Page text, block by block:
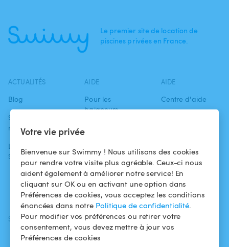
Votre vie privée
Bienvenue sur Swimmy ! Nous utilisons des cookies
pour rendre votre visite plus agréable. Ceux-ci nous
aident également à améliorer notre service! En
cliquant sur OK ou en activant une option dans
Préférences de cookies, vous acceptez les conditions
énoncées dans notre Politique de confidentialité.
Pour modifier vos préférences ou retirer votre
consentement, vous devez mettre à jour vos
Préférences de cookies
Le premier site de location de
piscines privées en France.
ACTUALITÉS
Blog
Swimmy dans les
médias
L'aventure
Swimmy
AIDE
Pour les
baigneurs
Louer ma piscine
Comment ça
marche ?
AIDE
Centre d'aide
confidentialité
Mentions légales
SUIVEZ-NOUS
Facebook
TÉLÉCHARGEZ L'APP